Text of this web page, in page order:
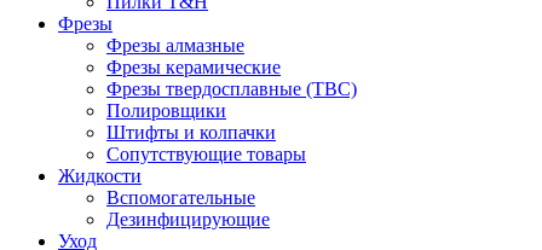
Фрезы
Фрезы алмазные
Фрезы керамические
Фрезы твердосплавные (ТВС)
Полировщики
Штифты и колпачки
Сопутствующие товары
Жидкости
Вспомогательные
Дезинфицирующие
Уход